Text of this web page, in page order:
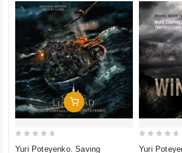
In Den Warenkorb
Yuri Poteyenko. Saving
Yuri